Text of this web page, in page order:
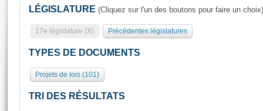
Présidence
577 députés
Séance publique
Commissions et autres organes
Rôle et pouvoirs de l'Assemblée
Organisation de l'Assemblée
Présidence Conférence des Présidents
Visiter l'Assemblée
Visite virtuelle du palais Bourbon
LÉGISLATURE (Cliquez sur l'un des boutons pour faire un choix)
17e législature (X) Précédentes législatures
TYPES DE DOCUMENTS
Projets de lois (101)
TRI DES RÉSULTATS